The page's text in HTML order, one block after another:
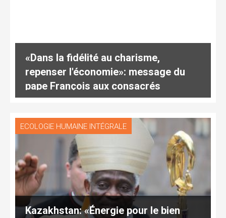
«Dans la fidélité au charisme,
repenser l'économie»: message du
pape François aux consacrés
(traduction complète)
ECOLOGIE HUMAINE INTÉGRALE
Kazakhstan: «Énergie pour le bien